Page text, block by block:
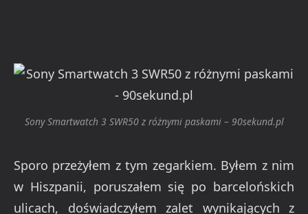
Sony Smartwatch 3 SWR50 z różnymi paskami – 90sekund.pl
Sporo przeżyłem z tym zegarkiem. Byłem z nim
w Hiszpanii, poruszałem się po barcelońskich
ulicach, doświadczyłem zalet wynikających z